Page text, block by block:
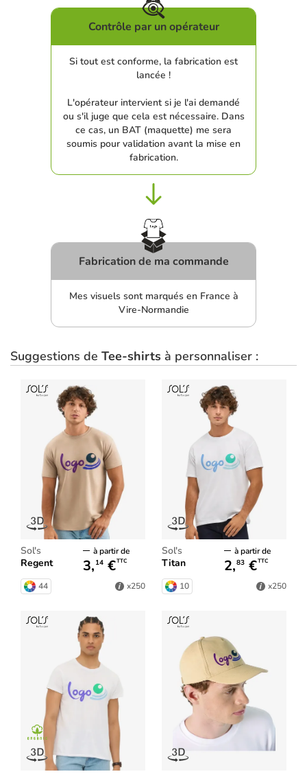
Contrôle par un opérateur
Si tout est conforme, la fabrication est
lancée !
L'opérateur intervient si je l'ai demandé
ou s'il juge que cela est nécessaire. Dans
ce cas, un BAT (maquette) me sera
soumis pour validation avant la mise en
fabrication.
Fabrication de ma commande
Mes visuels sont marqués en France à
Vire-Normandie
Suggestions de Tee-shirts à personnaliser :
Sol's
Regent
à partir de
3, 14 €TTC
44 x250
Sol's
Titan
à partir de
2,83 €TTC
10 x250